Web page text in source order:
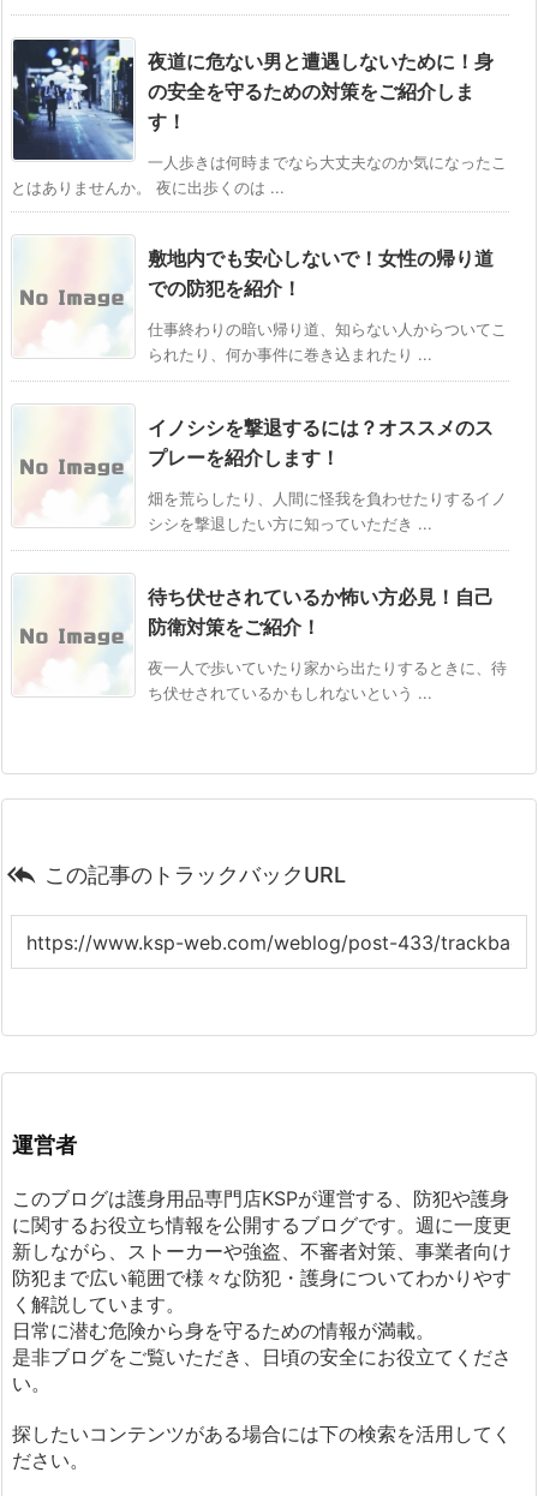
夜道に危ない男と遭遇しないために！身
の安全を守るための対策をご紹介しま
す！
一人歩きは何時までなら大丈夫なのか気になったこ
とはありませんか。 夜に出歩くのは ...
敷地内でも安心しないで！女性の帰り道
での防犯を紹介！
仕事終わりの暗い帰り道、知らない人からついてこ
られたり、何か事件に巻き込まれたり ...
イノシシを撃退するには？オススメのス
プレーを紹介します！
畑を荒らしたり、人間に怪我を負わせたりするイノ
シシを撃退したい方に知っていただき ...
待ち伏せされているか怖い方必見！自己
防衛対策をご紹介！
夜一人で歩いていたり家から出たりするときに、待
ち伏せされているかもしれないという ...
 この記事のトラックバックURL
運営者
このブログは護身用品専門店KSPが運営する、防犯や護身
に関するお役立ち情報を公開するブログです。週に一度更
新しながら、ストーカーや強盗、不審者対策、事業者向け
防犯まで広い範囲で様々な防犯・護身についてわかりやす
く解説しています。
日常に潜む危険から身を守るための情報が満載。
是非ブログをご覧いただき、日頃の安全にお役立てくださ
い。
探したいコンテンツがある場合には下の検索を活用してく
ださい。